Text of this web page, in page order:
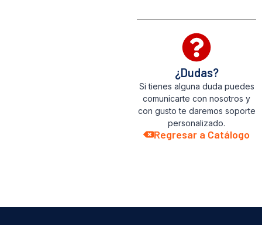
¿Dudas?
Si tienes alguna duda puedes
comunicarte con nosotros y
con gusto te daremos soporte
personalizado.
Regresar a Catálogo